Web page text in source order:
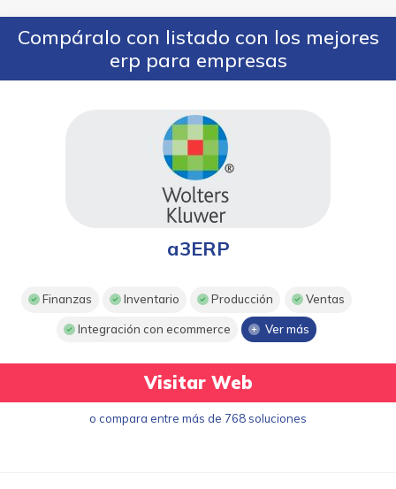
Compáralo con listado con los mejores
erp para empresas
a3ERP
Finanzas Inventario Producción Ventas
Integración con ecommerce Ver más
Visitar Web
o compara entre más de 768 soluciones